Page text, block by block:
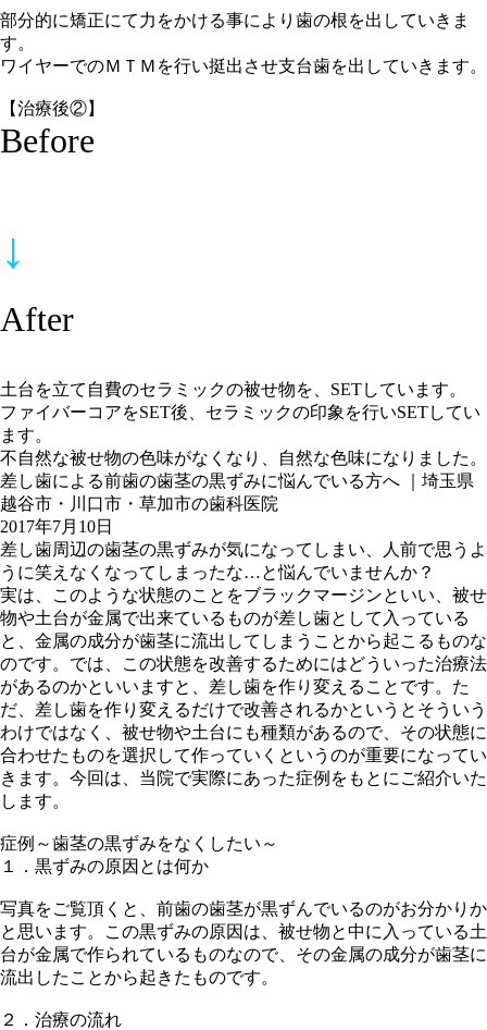
部分的に矯正にて力をかける事により歯の根を出していきま
す。
ワイヤーでのＭＴＭを行い挺出させ支台歯を出していきます。
【治療後②】
Before
↓
After
土台を立て自費のセラミックの被せ物を、SETしています。
ファイバーコアをSET後、セラミックの印象を行いSETしてい
ます。
不自然な被せ物の色味がなくなり、自然な色味になりました。
差し歯による前歯の歯茎の黒ずみに悩んでいる方へ ｜埼玉県
越谷市・川口市・草加市の歯科医院
2017年7月10日
差し歯周辺の歯茎の黒ずみが気になってしまい、人前で思うよ
うに笑えなくなってしまったな…と悩んでいませんか？
実は、このような状態のことをブラックマージンといい、被せ
物や土台が金属で出来ているものが差し歯として入っている
と、金属の成分が歯茎に流出してしまうことから起こるものな
のです。では、この状態を改善するためにはどういった治療法
があるのかといいますと、差し歯を作り変えることです。た
だ、差し歯を作り変えるだけで改善されるかというとそういう
わけではなく、被せ物や土台にも種類があるので、その状態に
合わせたものを選択して作っていくというのが重要になってい
きます。今回は、当院で実際にあった症例をもとにご紹介いた
します。
症例～歯茎の黒ずみをなくしたい～
１．黒ずみの原因とは何か
写真をご覧頂くと、前歯の歯茎が黒ずんでいるのがお分かりか
と思います。この黒ずみの原因は、被せ物と中に入っている土
台が金属で作られているものなので、その金属の成分が歯茎に
流出したことから起きたものです。
２．治療の流れ